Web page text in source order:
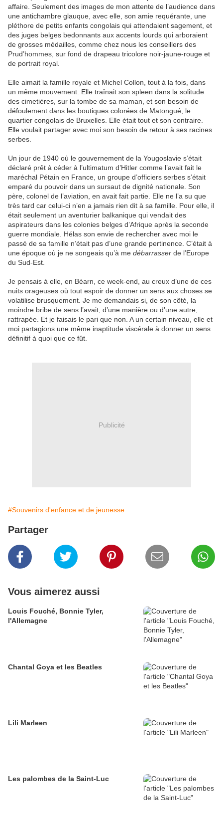
affaire. Seulement des images de mon attente de l’audience dans
une antichambre glauque, avec elle, son amie requérante, une
pléthore de petits enfants congolais qui attendaient sagement, et
des juges belges bedonnants aux accents lourds qui arboraient
de grosses médailles, comme chez nous les conseillers des
Prud’hommes, sur fond de drapeau tricolore noir-jaune-rouge et
de portrait royal.
Elle aimait la famille royale et Michel Collon, tout à la fois, dans
un même mouvement. Elle traînait son spleen dans la solitude
des cimetières, sur la tombe de sa maman, et son besoin de
défoulement dans les boutiques colorées de Matongué, le
quartier congolais de Bruxelles. Elle était tout et son contraire.
Elle voulait partager avec moi son besoin de retour à ses racines
serbes.
Un jour de 1940 où le gouvernement de la Yougoslavie s’était
déclaré prêt à céder à l’ultimatum d’Hitler comme l’avait fait le
maréchal Pétain en France, un groupe d’officiers serbes s’était
emparé du pouvoir dans un sursaut de dignité nationale. Son
père, colonel de l’aviation, en avait fait partie. Elle ne l’a su que
très tard car celui-ci n’en a jamais rien dit à sa famille. Pour elle, il
était seulement un aventurier balkanique qui vendait des
aspirateurs dans les colonies belges d’Afrique après la seconde
guerre mondiale. Hélas son envie de rechercher avec moi le
passé de sa famille n’était pas d’une grande pertinence. C’était à
une époque où je ne songeais qu’à me débarrasser de l’Europe
du Sud-Est.
Je pensais à elle, en Béarn, ce week-end, au creux d’une de ces
nuits orageuses où tout espoir de donner un sens aux choses se
volatilise brusquement. Je me demandais si, de son côté, la
moindre bribe de sens l’avait, d’une manière ou d’une autre,
rattrapée. Et je faisais le pari que non. A un certain niveau, elle et
moi partagions une même inaptitude viscérale à donner un sens
définitif à quoi que ce fût.
Publicité
#Souvenirs d'enfance et de jeunesse
Partager
Vous aimerez aussi
Louis Fouché, Bonnie Tyler,
l'Allemagne
Chantal Goya et les Beatles
Lili Marleen
Les palombes de la Saint-Luc